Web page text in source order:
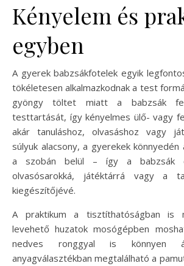
Kényelem és
egyben
A gyerek babzsákfotelek egyik
tökéletesen alkalmazkodnak a test
gyöngy töltet miatt a babzsák
testtartását, így kényelmes ülő- vagy
akár tanuláshoz, olvasáshoz vagy
súlyuk alacsony, a gyerekek
a szobán belül – így a babzsák
olvasósarokká, játéktárrá vagy a
kiegészítőjévé.
A praktikum a tisztíthatóságban is
levehető huzatok mosógépben
nedves ronggyal is könnyen
anyagválasztékban megtalálható a